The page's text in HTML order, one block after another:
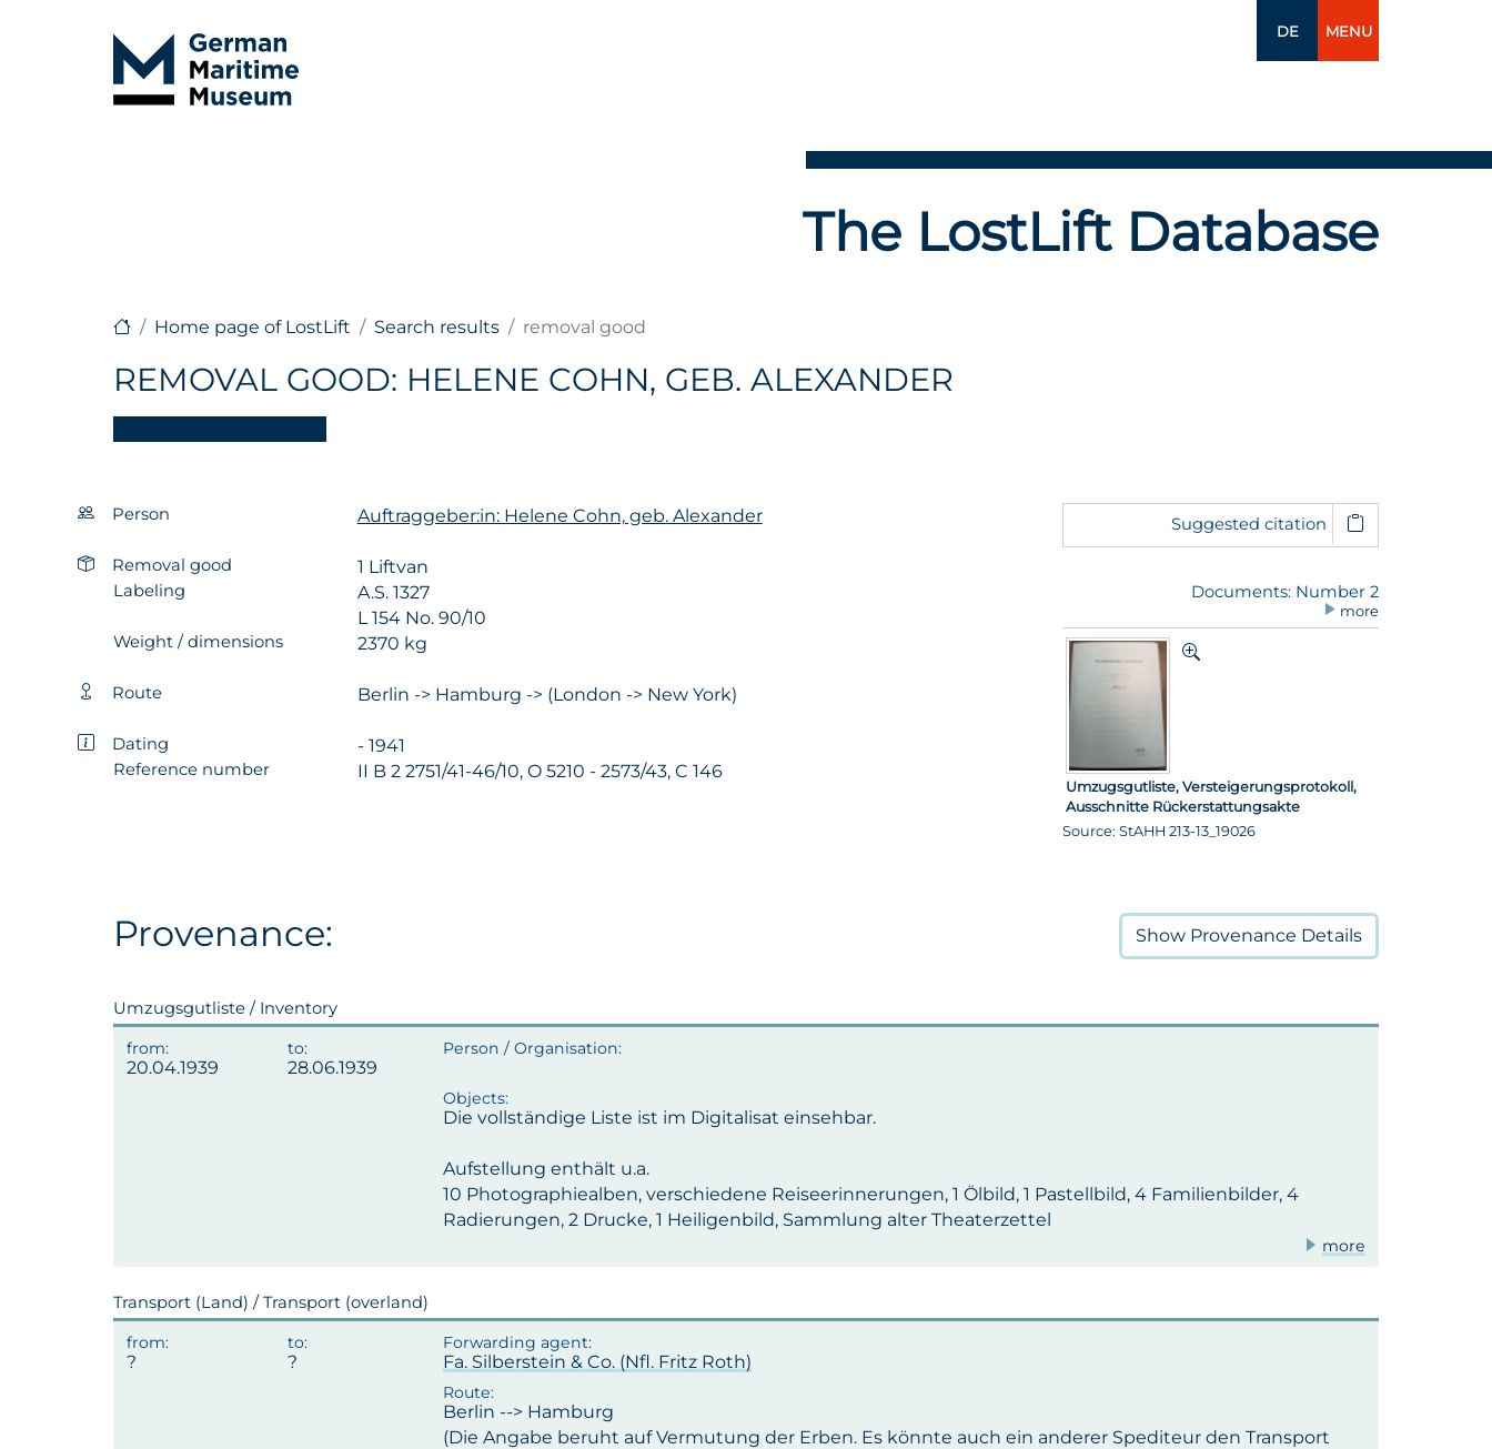
DE MENU
The LostLift Database
Home page of LostLift Search results removal good
REMOVAL GOOD: HELENE COHN, GEB. ALEXANDER
Person Auftraggeber:in: Helene Cohn, geb. Alexander
Removal good 1 Liftvan
Labeling
A.S. 1327
L 154 No. 90/10
Weight / dimensions 2370 kg
Route Berlin -> Hamburg -> (London -> New York)
Dating - 1941
Reference number II B 2 2751/41-46/10, O 5210 - 2573/43, C 146
Suggested citation
Documents: Number 2
more
Umzugsgutliste, Versteigerungsprotokoll,
Ausschnitte Rückerstattungsakte
Source: StAHH 213-13_19026
Provenance: Show Provenance Details
Umzugsgutliste / Inventory
20.04.1939 28.06.1939
Die vollständige Liste ist im Digitalisat einsehbar.
Aufstellung enthält u.a.
10 Photographiealben, verschiedene Reiseerinnerungen, 1 Ölbild, 1 Pastellbild, 4 Familienbilder, 4
Radierungen, 2 Drucke, 1 Heiligenbild, Sammlung alter Theaterzettel
more
Transport (Land) / Transport (overland)
Fa. Silberstein & Co. (Nfl. Fritz Roth)
Berlin --> Hamburg
(Die Angabe beruht auf Vermutung der Erben. Es könnte auch ein anderer Spediteur den Transport